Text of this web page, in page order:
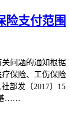
险支付范围
问题的通知根据
疗保险、工伤保险
部发〔2017〕15
基……